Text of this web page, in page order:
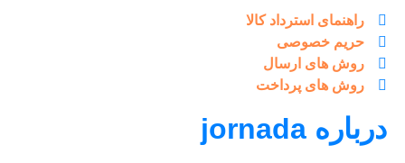
راهنمای استرداد کالا
حریم خصوصی
روش های ارسال
روش های پرداخت
درباره jornada